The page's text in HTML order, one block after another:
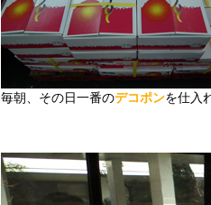
毎朝、その日一番のデコポンを仕入